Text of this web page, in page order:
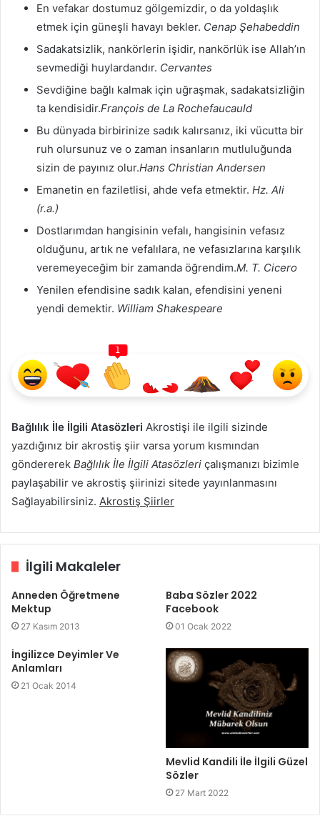
En vefakar dostumuz gölgemizdir, o da yoldaşlık
etmek için güneşli havayı bekler. Cenap Şehabeddin
Sadakatsizlik, nankörlerin işidir, nankörlük ise Allah’ın
sevmediği huylardandır. Cervantes
Sevdiğine bağlı kalmak için uğraşmak, sadakatsizliğin
ta kendisidir.François de La Rochefaucauld
Bu dünyada birbirinize sadık kalırsanız, iki vücutta bir
ruh olursunuz ve o zaman insanların mutluluğunda
sizin de payınız olur.Hans Christian Andersen
Emanetin en faziletlisi, ahde vefa etmektir. Hz. Ali
(r.a.)
Dostlarımdan hangisinin vefalı, hangisinin vefasız
olduğunu, artık ne vefalılara, ne vefasızlarına karşılık
veremeyeceğim bir zamanda öğrendim.M. T. Cicero
Yenilen efendisine sadık kalan, efendisini yeneni
yendi demektir. William Shakespeare
1
Bağlılık İle İlgili Atasözleri Akrostişi ile ilgili sizinde
yazdığınız bir akrostiş şiir varsa yorum kısmından
göndererek Bağlılık İle İlgili Atasözleri çalışmanızı bizimle
paylaşabilir ve akrostiş şiirinizi sitede yayınlanmasını
Sağlayabilirsiniz. Akrostiş Şiirler
İlgili Makaleler
Anneden Öğretmene
Mektup
27 Kasım 2013
Baba Sözler 2022
Facebook
01 Ocak 2022
İngilizce Deyimler Ve
Anlamları
21 Ocak 2014
Mevlid Kandili İle İlgili Güzel
Sözler
27 Mart 2022